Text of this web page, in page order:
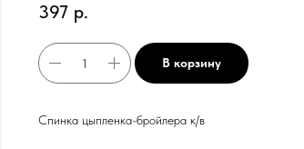
397 р.
В корзину
Спинка цыпленка-бройлера к/в